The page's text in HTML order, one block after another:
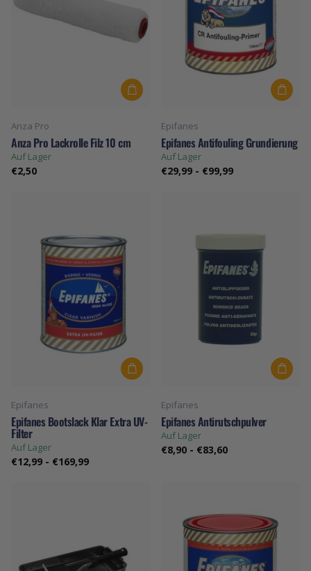
Anza Pro
Anza Pro Lackrolle Filz 10 cm
Auf Lager
€2,50
Epifanes
Epifanes Antifouling Grundierung
Auf Lager
€29,99 - €99,99
Epifanes
Epifanes Bootslack Klar Extra UV-
Filter
Auf Lager
€12,99 - €169,99
Epifanes
Epifanes Antirutschpulver
Auf Lager
€8,90 - €83,60